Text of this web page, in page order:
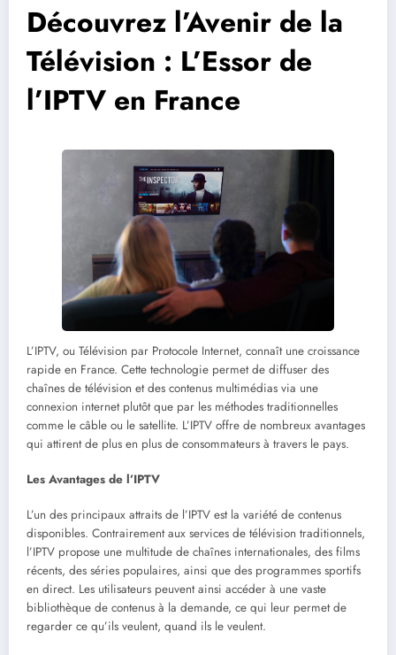
Découvrez l’Avenir de la
Télévision : L’Essor de
l’IPTV en France
L’IPTV, ou Télévision par Protocole Internet, connaît une croissance
rapide en France. Cette technologie permet de diffuser des
chaînes de télévision et des contenus multimédias via une
connexion internet plutôt que par les méthodes traditionnelles
comme le câble ou le satellite. L’IPTV offre de nombreux avantages
qui attirent de plus en plus de consommateurs à travers le pays.
Les Avantages de l’IPTV
L’un des principaux attraits de l’IPTV est la variété de contenus
disponibles. Contrairement aux services de télévision traditionnels,
l’IPTV propose une multitude de chaînes internationales, des films
récents, des séries populaires, ainsi que des programmes sportifs
en direct. Les utilisateurs peuvent ainsi accéder à une vaste
bibliothèque de contenus à la demande, ce qui leur permet de
regarder ce qu’ils veulent, quand ils le veulent.